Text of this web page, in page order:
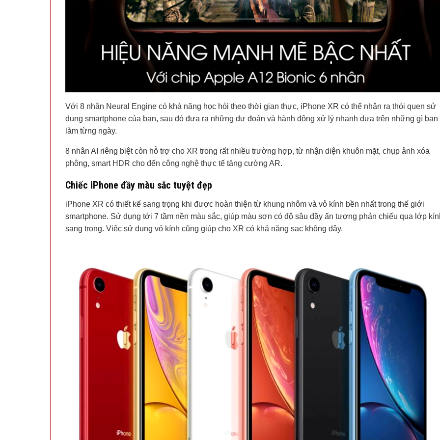
Với 8 nhân Neural Engine có khả năng học hỏi theo thời gian thực, iPhone XR có thể nhận ra thói quen sử
dụng smartphone của bạn, sau đó đưa ra những dự đoán và hành động xử lý nhanh dựa trên những gì bạn
làm từng ngày.
8 nhân AI riêng biệt còn hỗ trợ cho XR trong rất nhiều trường hợp, từ nhận diện khuôn mặt, chụp ảnh xóa
phông, smart HDR cho đến công nghệ thực tế tăng cường AR.
Chiếc iPhone đầy màu sắc tuyệt đẹp
iPhone XR có thiết kế sang trọng khi được hoàn thiện từ khung nhôm và vỏ kính bền nhất trong thế giới
smartphone. Sử dụng tới 7 tầm nền màu sắc, giúp màu sơn có độ sâu đầy ấn tượng phản chiếu qua lớp
sang trọng. Việc sử dụng vỏ kính cũng giúp cho XR có khả năng sạc không dây.